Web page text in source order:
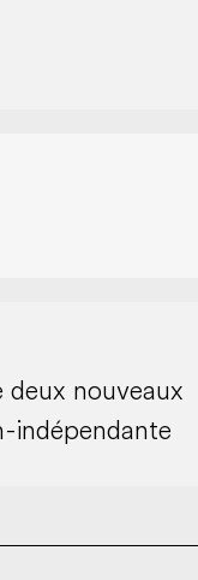
nouveaux
indépendante